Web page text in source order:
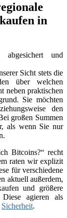
in
Sicht stets die
über welchen
neben praktischen
Sie möchten
den
großen Summen
als wenn Sie nur
Bitcoins?“ recht
raten wir explizit
für verschiedene
aktuell außerdem,
und größere
agieren als
Sicherheit.